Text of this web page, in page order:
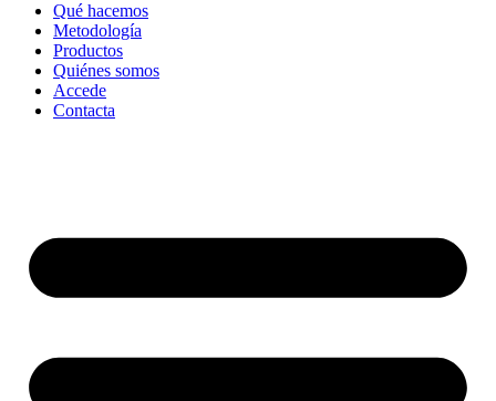
Qué hacemos
Metodología
Productos
Quiénes somos
Accede
Contacta